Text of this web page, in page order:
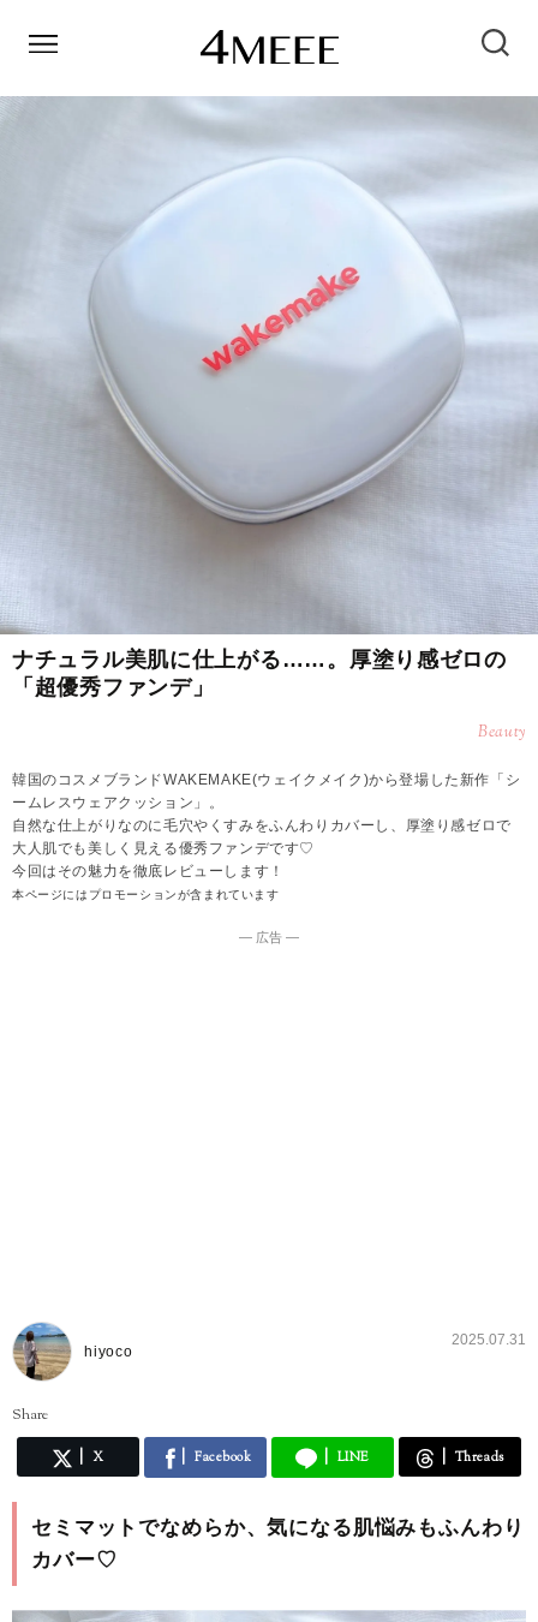
ナチュラル美肌に仕上がる……。厚塗り感ゼロの
「超優秀ファンデ」
Beauty
韓国のコスメブランドWAKEMAKE(ウェイクメイク)から登場した新作「シ
ームレスウェアクッション」。
自然な仕上がりなのに毛穴やくすみをふんわりカバーし、厚塗り感ゼロで
大人肌でも美しく見える優秀ファンデです♡
今回はその魅力を徹底レビューします！
本ページにはプロモーションが含まれています
― 広告 ―
hiyoco
2025.07.31
Share
X Facebook LINE Threads
セミマットでなめらか、気になる肌悩みもふんわり
カバー♡